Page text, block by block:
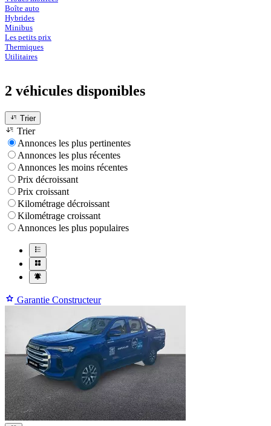
Boîte auto
Hybrides
Minibus
Les petits prix
Thermiques
Utilitaires
2 véhicules disponibles
Trier
Trier
Annonces les plus pertinentes
Annonces les plus récentes
Annonces les moins récentes
Prix décroissant
Prix croissant
Kilométrage décroissant
Kilométrage croissant
Annonces les plus populaires
Garantie Constructeur